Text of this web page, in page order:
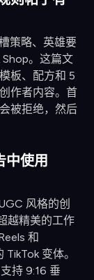
策略、英雄要
。这篇文
板、配方和 5
作者内容。首
被拒绝，然后
使用
风格的创
越精美的工作
和
变体。
持 9:16 垂